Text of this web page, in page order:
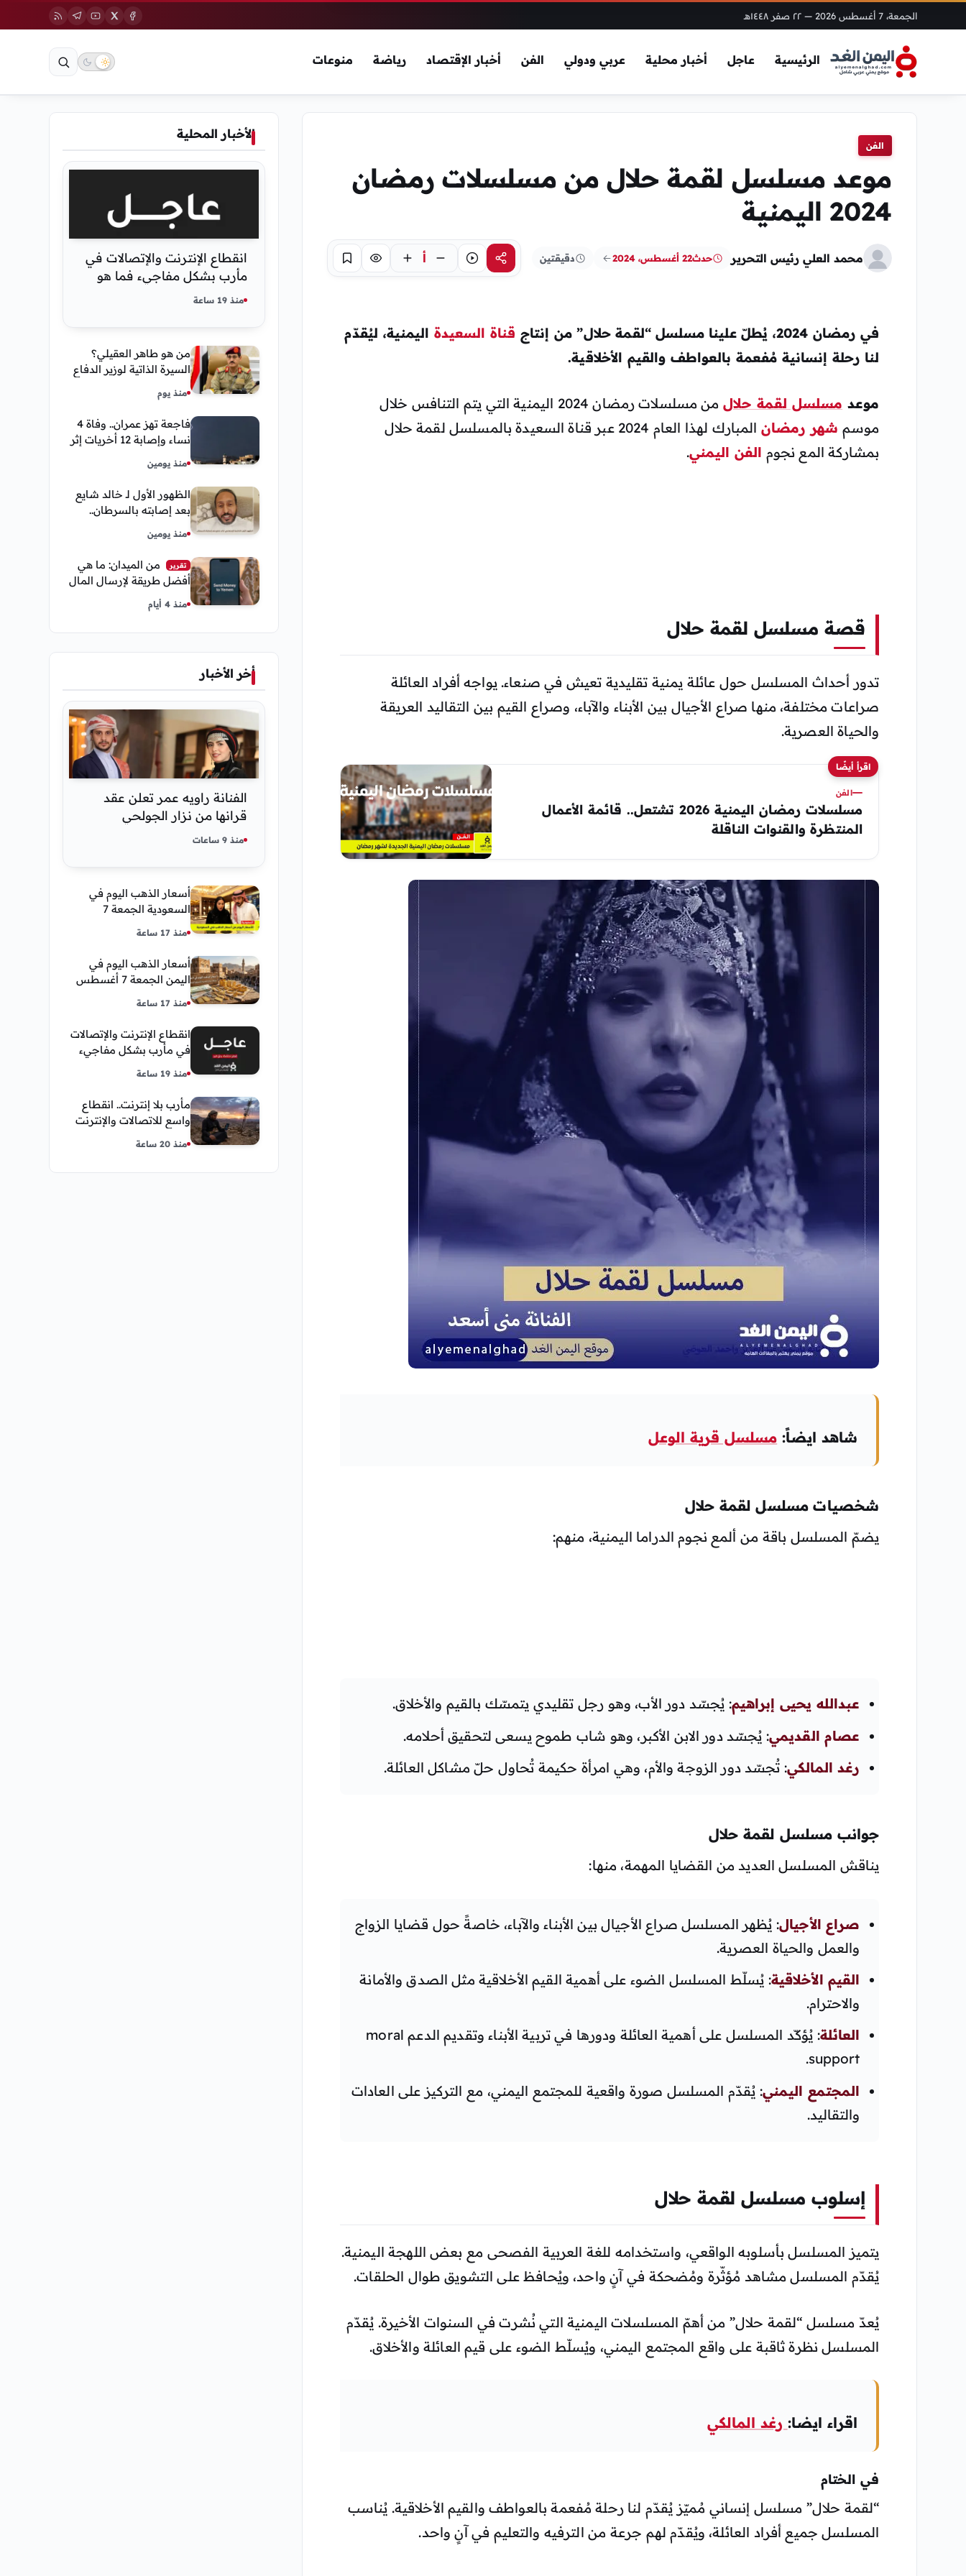
الجمعة، 7 أغسطس 2026 — ٢٢ صفر ١٤٤٨هـ
الرئيسية عاجل أخبار محلية عربي ودولي الفن أخبار الإقتصاد رياضة منوعات
الفن
موعد مسلسل لقمة حلال من مسلسلات رمضان
2024 اليمنية
محمد العلي رئيس التحرير حدث22 أغسطس، 2024 دقيقتين مشاركةاستماع أ تركيز حفظ
في رمضان 2024، يُطلّ علينا مسلسل “لقمة حلال” من إنتاج قناة السعيدة اليمنية، ليُقدّم
لنا رحلة إنسانية مُفعمة بالعواطف والقيم الأخلاقية.
موعد مسلسل لقمة حلال
من مسلسلات رمضان 2024 اليمنية التي يتم التنافس خلال
موسم شهر رمضان
المبارك لهذا العام 2024 عبر قناة السعيدة بالمسلسل لقمة حلال
بمشاركة المع نجوم الفن اليمني.
قصة مسلسل لقمة حلال
تدور أحداث المسلسل حول عائلة يمنية تقليدية تعيش في صنعاء. يواجه أفراد العائلة
صراعات مختلفة، منها صراع الأجيال بين الأبناء والآباء، وصراع القيم بين التقاليد العريقة
والحياة العصرية.
اقرأ أيضًا
الفن
مسلسلات رمضان اليمنية 2026 تشتعل.. قائمة الأعمال
المنتظرة والقنوات الناقلة
شاهد ايضاً: مسلسل قرية الوعل
شخصيات مسلسل لقمة حلال
يضمّ المسلسل باقة من ألمع نجوم الدراما اليمنية، منهم:
عبدالله يحيى إبراهيم: يُجسّد دور الأب، وهو رجل تقليدي يتمسّك بالقيم والأخلاق.
عصام القديمي: يُجسّد دور الابن الأكبر، وهو شاب طموح يسعى لتحقيق أحلامه.
رغد المالكي: تُجسّد دور الزوجة والأم، وهي امرأة حكيمة تُحاول حلّ مشاكل العائلة.
جوانب مسلسل لقمة حلال
يناقش المسلسل العديد من القضايا المهمة، منها:
صراع الأجيال: يُظهر المسلسل صراع الأجيال بين الأبناء والآباء، خاصةً حول قضايا الزواج
والعمل والحياة العصرية.
القيم الأخلاقية: يُسلّط المسلسل الضوء على أهمية القيم الأخلاقية مثل الصدق والأمانة
والاحترام.
العائلة
: يُؤكّد المسلسل على أهمية العائلة ودورها في تربية الأبناء وتقديم الدعم moral
support.
المجتمع اليمني: يُقدّم المسلسل صورة واقعية للمجتمع اليمني، مع التركيز على العادات
والتقاليد.
إسلوب مسلسل لقمة حلال
يتميز المسلسل بأسلوبه الواقعي، واستخدامه للغة العربية الفصحى مع بعض اللهجة اليمنية.
يُقدّم المسلسل مشاهد مُؤثّرة ومُضحكة في آنٍ واحد، ويُحافظ على التشويق طوال الحلقات.
يُعدّ مسلسل “لقمة حلال” من أهمّ المسلسلات اليمنية التي نُشرت في السنوات الأخيرة. يُقدّم
المسلسل نظرة ثاقبة على واقع المجتمع اليمني، ويُسلّط الضوء على قيم العائلة والأخلاق.
اقراء ايضا: رغد المالكي
في الختام
“لقمة حلال” مسلسل إنساني مُميّز يُقدّم لنا رحلة مُفعمة بالعواطف والقيم الأخلاقية. يُناسب
المسلسل جميع أفراد العائلة، ويُقدّم لهم جرعة من الترفيه والتعليم في آنٍ واحد.
الأخبار المحلية
انقطاع الإنترنت والإتصالات في
مأرب بشكل مفاجيء فما هو
سبب ذلك
منذ 19 ساعة
من هو طاهر العقيلي؟
السيرة الذاتية لوزير الدفاع
مناصبه
منذ يوم
فاجعة تهز عمران.. وفاة 4
نساء وإصابة 12 أخريات إثر
اجتماعية
منذ يومين
الظهور الأول لـ خالد شايع
بعد إصابته بالسرطان..
رحلة العلاج
منذ يومين
تقرير
من الميدان: ما هي
أفضل طريقة لإرسال المال
إلى اليمن من السعودية
وأمريكا
منذ 4 أيام
أخر الأخبار
الفنانة راويه عمر تعلن عقد
قرانها من نزار الجولحي
منذ 9 ساعات
أسعار الذهب اليوم في
السعودية الجمعة 7
مباشر
منذ 17 ساعة
أسعار الذهب اليوم في
اليمن الجمعة 7 أغسطس
وعدن
منذ 17 ساعة
انقطاع الإنترنت والإتصالات
في مأرب بشكل مفاجيء
منذ 19 ساعة
مأرب بلا إنترنت.. انقطاع
واسع للاتصالات والإنترنت
المحافظة
منذ 20 ساعة